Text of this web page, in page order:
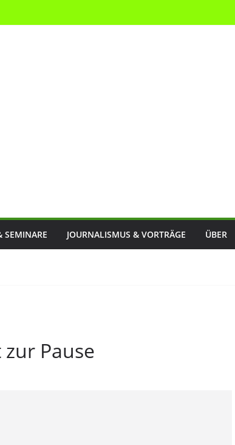
SEMINARE JOURNALISMUS & VORTRÄGE ÜBER
Pause